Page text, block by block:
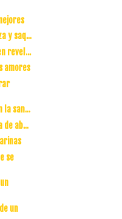
y saq...
revel...
amores
la san...
de ab...
se
un